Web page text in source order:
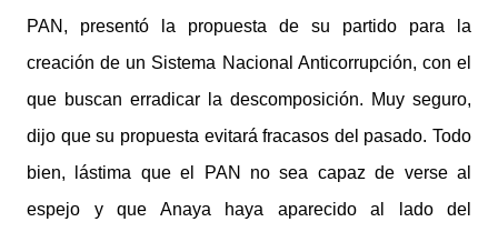
PAN, presentó la propuesta de su partido para la
creación de un Sistema Nacional Anticorrupción, con el
que buscan erradicar la descomposición. Muy seguro,
dijo que su propuesta evitará fracasos del pasado. Todo
bien, lástima que el PAN no sea capaz de verse al
espejo y que Anaya haya aparecido al lado del